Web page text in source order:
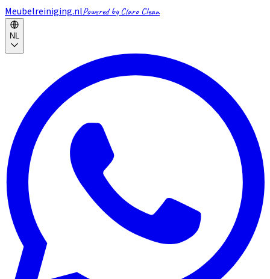
Meubelreiniging.nlPowered by Claro Clean
NL